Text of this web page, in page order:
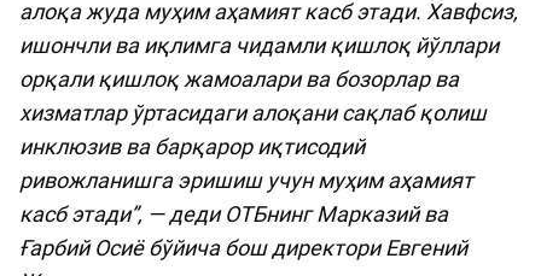
алоқа жуда муҳим аҳамият касб этади. Хавфсиз,
ишончли ва иқлимга чидамли қишлоқ йўллари
орқали қишлоқ жамоалари ва бозорлар ва
хизматлар ўртасидаги алоқани сақлаб қолиш
инклюзив ва барқарор иқтисодий
ривожланишга эришиш учун муҳим аҳамият
касб этади”, — деди ОТБнинг Марказий ва
Ғарбий Осиё бўйича бош директори Евгений